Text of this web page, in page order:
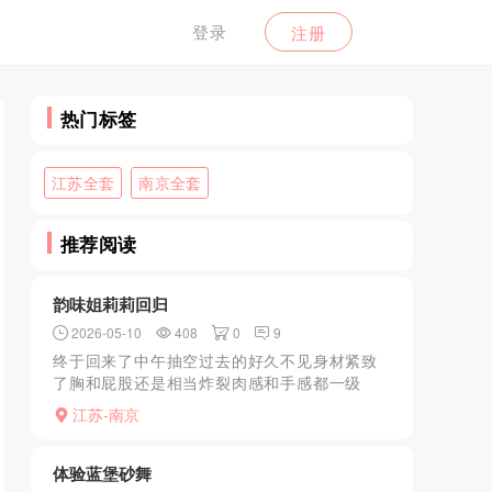
登录 注册
热门标签
江苏全套 南京全套
推荐阅读
韵味姐莉莉回归
2026-05-10 408 0 9
终于回来了中午抽空过去的好久不见身材紧致
了胸和屁股还是相当炸裂肉感和手感都一级
棒！聊了一会就抱在一起舔了姐姐的嘴巴很性
感吃鸡鸡丝滑顺着蛋蛋舔到枪头开会吮吸很享
江苏-南京
体验蓝堡砂舞